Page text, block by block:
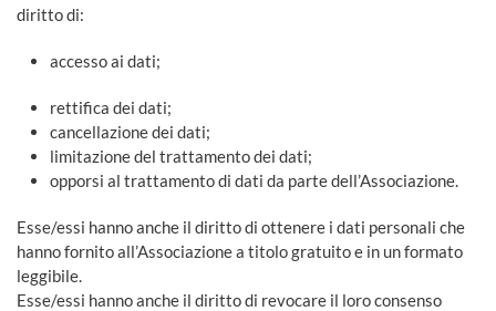
diritto di:
accesso ai dati;
rettifica dei dati;
cancellazione dei dati;
limitazione del trattamento dei dati;
opporsi al trattamento di dati da parte dell’Associazione.
Esse/essi hanno anche il diritto di ottenere i dati personali che
hanno fornito all’Associazione a titolo gratuito e in un formato
leggibile.
Esse/essi hanno anche il diritto di revocare il loro consenso